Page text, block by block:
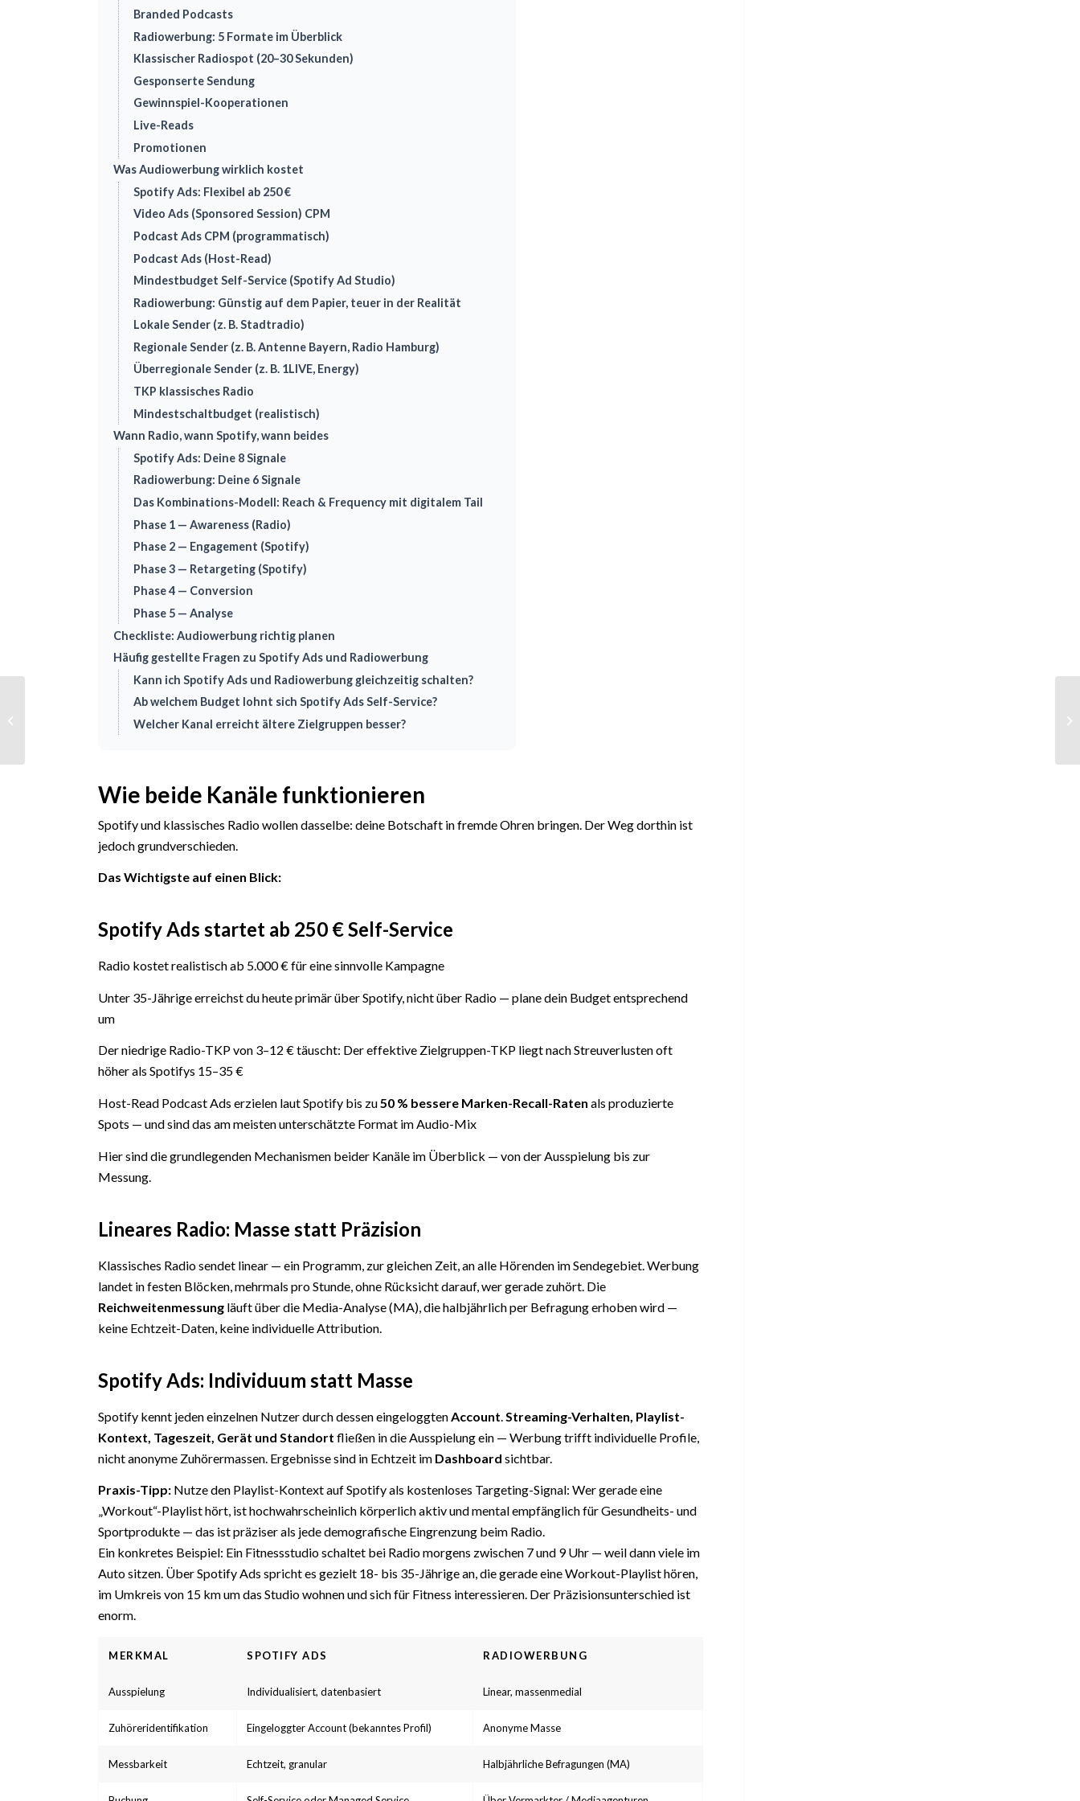
Branded Podcasts
Radiowerbung: 5 Formate im Überblick
Klassischer Radiospot (20–30 Sekunden)
Gesponserte Sendung
Gewinnspiel-Kooperationen
Live-Reads
Promotionen
Was Audiowerbung wirklich kostet
Spotify Ads: Flexibel ab 250 €
Video Ads (Sponsored Session) CPM
Podcast Ads CPM (programmatisch)
Podcast Ads (Host-Read)
Mindestbudget Self-Service (Spotify Ad Studio)
Radiowerbung: Günstig auf dem Papier, teuer in der Realität
Lokale Sender (z. B. Stadtradio)
Regionale Sender (z. B. Antenne Bayern, Radio Hamburg)
Überregionale Sender (z. B. 1LIVE, Energy)
TKP klassisches Radio
Mindestschaltbudget (realistisch)
Wann Radio, wann Spotify, wann beides
Spotify Ads: Deine 8 Signale
Radiowerbung: Deine 6 Signale
Das Kombinations-Modell: Reach & Frequency mit digitalem Tail
Phase 1 — Awareness (Radio)
Phase 2 — Engagement (Spotify)
Phase 3 — Retargeting (Spotify)
Phase 4 — Conversion
Phase 5 — Analyse
Checkliste: Audiowerbung richtig planen
Häufig gestellte Fragen zu Spotify Ads und Radiowerbung
Kann ich Spotify Ads und Radiowerbung gleichzeitig schalten?
Ab welchem Budget lohnt sich Spotify Ads Self-Service?
Welcher Kanal erreicht ältere Zielgruppen besser?
Wie beide Kanäle funktionieren
Spotify und klassisches Radio wollen dasselbe: deine Botschaft in fremde Ohren bringen. Der Weg dorthin ist
jedoch grundverschieden.
Das Wichtigste auf einen Blick:
Spotify Ads startet ab 250 € Self-Service
Radio kostet realistisch ab 5.000 € für eine sinnvolle Kampagne
Unter 35-Jährige erreichst du heute primär über Spotify, nicht über Radio — plane dein Budget entsprechend
um
Der niedrige Radio-TKP von 3–12 € täuscht: Der effektive Zielgruppen-TKP liegt nach Streuverlusten oft
höher als Spotifys 15–35 €
Host-Read Podcast Ads erzielen laut Spotify bis zu50 % bessere Marken-Recall-Raten als produzierte
Spots — und sind das am meisten unterschätzte Format im Audio-Mix
Hier sind die grundlegenden Mechanismen beider Kanäle im Überblick — von der Ausspielung bis zur
Messung.
Lineares Radio: Masse statt Präzision
Klassisches Radio sendet linear — ein Programm, zur gleichen Zeit, an alle Hörenden im Sendegebiet. Werbung
landet in festen Blöcken, mehrmals pro Stunde, ohne Rücksicht darauf, wer gerade zuhört. Die
Reichweitenmessung läuft über die Media-Analyse (MA), die halbjährlich per Befragung erhoben wird —
keine Echtzeit-Daten, keine individuelle Attribution.
Spotify Ads: Individuum statt Masse
Spotify kennt jeden einzelnen Nutzer durch dessen eingeloggten Account Streaming-Verhalten, Playlist-
Kontext, Tageszeit, Gerät und Standort fließen in die Ausspielung ein — Werbung trifft individuelle Profile,
nicht anonyme Zuhörermassen. Ergebnisse sind in Echtzeit im Dashboard sichtbar.
Praxis-Tipp: Nutze den Playlist-Kontext auf Spotify als kostenloses Targeting-Signal: Wer gerade eine
„Workout“-Playlist hört, ist hochwahrscheinlich körperlich aktiv und mental empfänglich für Gesundheits- und
Sportprodukte — das ist präziser als jede demografische Eingrenzung beim Radio.
Ein konkretes Beispiel: Ein Fitnessstudio schaltet bei Radio morgens zwischen 7 und 9 Uhr — weil dann viele im
Auto sitzen. Über Spotify Ads spricht es gezielt 18- bis 35-Jährige an, die gerade eine Workout-Playlist hören,
im Umkreis von 15 km um das Studio wohnen und sich für Fitness interessieren. Der Präzisionsunterschied ist
enorm.
MERKMAL SPOTIFY ADS RADIOWERBUNG
Ausspielung Individualisiert, datenbasiert Linear, massenmedial
Zuhöreridentifikation Eingeloggter Account (bekanntes Profil) Anonyme Masse
Messbarkeit Echtzeit, granular Halbjährliche Befragungen (MA)
BILD, TV und Radio:
Werbung in großen